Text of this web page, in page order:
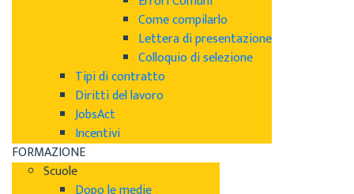
Come compilarlo
Lettera di presentazione
Colloquio di selezione
Tipi di contratto
Diritti del lavoro
JobsAct
Incentivi
FORMAZIONE
Scuole